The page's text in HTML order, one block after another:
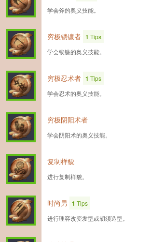
学会斧的奥义技能。
穷极锁镰者 1 Tips
学会锁镰的奥义技能。
穷极忍术者 1 Tips
学会忍术的奥义技能。
穷极阴阳术者
学会阴阳术的奥义技能。
复制样貌
进行复制样貌。
时尚男 1 Tips
进行理容改变发型或胡须造型。